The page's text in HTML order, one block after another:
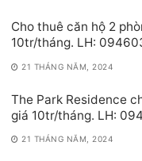
Cho thuê căn hộ 2
10tr/tháng. LH:
21 THÁNG NĂM, 2024
The Park Residence
giá 10tr/tháng. LH:
21 THÁNG NĂM, 2024